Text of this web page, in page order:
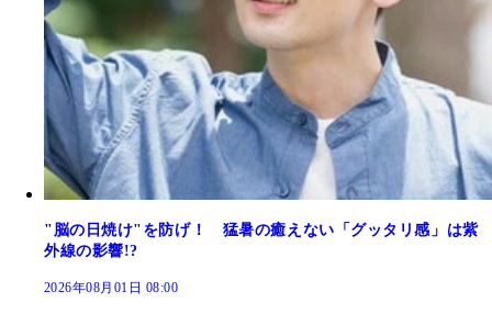
"脳の日焼け"を防げ！ 猛暑の癒えない「グッタリ感」は紫
外線の影響!?
2026年08月01日 08:00